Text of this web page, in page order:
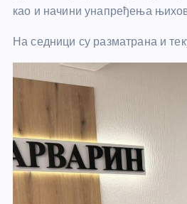
као и начини унапређења
На седници су разматрана и